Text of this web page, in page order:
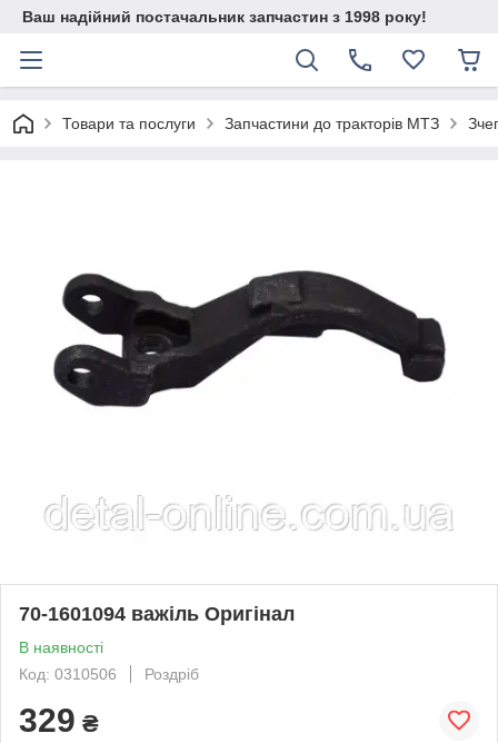
Ваш надійний постачальник запчастин з 1998 року!
Товари та послуги Запчастини до тракторів МТЗ
70-1601094 важіль Оригінал
В наявності
Код: 0310506
Роздріб
329 ₴